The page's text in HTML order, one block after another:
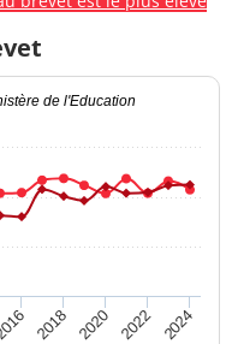
de l'Education
2018 2020 2022 2024